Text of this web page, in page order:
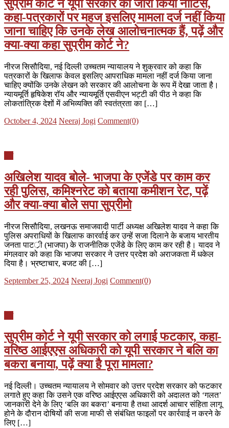
सुप्रीम कोर्ट ने यूपी सरकार को जारी किया नोटिस,
कहा-पत्रकारों पर महज इसलिए मामला दर्ज नहीं किया
जाना चाहिए कि उनके लेख आलोचनात्मक हैं, पढ़ें और
क्या-क्या कहा सुप्रीम कोर्ट ने?
नीरज सिसौदिया, नई दिल्ली उच्चतम न्यायालय ने शुक्रवार को कहा कि
पत्रकारों के खिलाफ केवल इसलिए आपराधिक मामला नहीं दर्ज किया जाना
चाहिए क्योंकि उनके लेखन को सरकार की आलोचना के रूप में देखा जाता है।
न्यायमूर्ति हृषिकेश रॉय और न्यायमूर्ति एसवीएन भट्टी की पीठ ने कहा कि
लोकतांत्रिक देशों में अभिव्यक्ति की स्वतंत्रता का […]
Posted
October 4, 2024 Author
Neeraj Jogi Comment(0)
अखिलेश यादव बोले- भाजपा के एजेंडे पर काम कर
रही पुलिस, कमिश्नरेट को बताया कमीशन रेट, पढ़ें
और क्या-क्या बोले सपा सुप्रीमो
नीरज सिसौदिया, लखनऊ समाजवादी पार्टी अध्यक्ष अखिलेश यादव ने कहा कि
पुलिस अपराधियों के खिलाफ कारर्वाई कर उन्हें सजा दिलाने के बजाय भारतीय
जनता पाटर्ी (भाजपा) के राजनीतिक एजेंडे के लिए काम कर रही है। यादव ने
मंगलवार को कहा कि भाजपा सरकार ने उत्तर प्रदेश को अराजकता में धकेल
दिया है। भ्रष्टाचार, बजट की […]
Posted
September 25, 2024 Author
Neeraj Jogi Comment(0)
सुप्रीम कोर्ट ने यूपी सरकार को लगाई फटकार, कहा-
वरिष्ठ आईएएस अधिकारी को यूपी सरकार ने बलि का
बकरा बनाया, पढ़ें क्या है पूरा मामला?
नई दिल्ली। उच्चतम न्यायालय ने सोमवार को उत्तर प्रदेश सरकार को फटकार
लगाते हुए कहा कि उसने एक वरिष्ठ आईएएस अधिकारी को अदालत को ‘गलत’
जानकारी देने के लिए ‘बलि का बकरा’ बनाया है तथा आदर्श आचार संहिता लागू
होने के दौरान दोषियों की सजा माफी से संबंधित फाइलों पर कार्रवाई न करने के
लिए […]